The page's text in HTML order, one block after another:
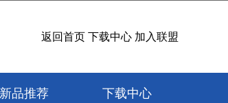
返回首页 下载中心 加入联盟
新品推荐 下载中心